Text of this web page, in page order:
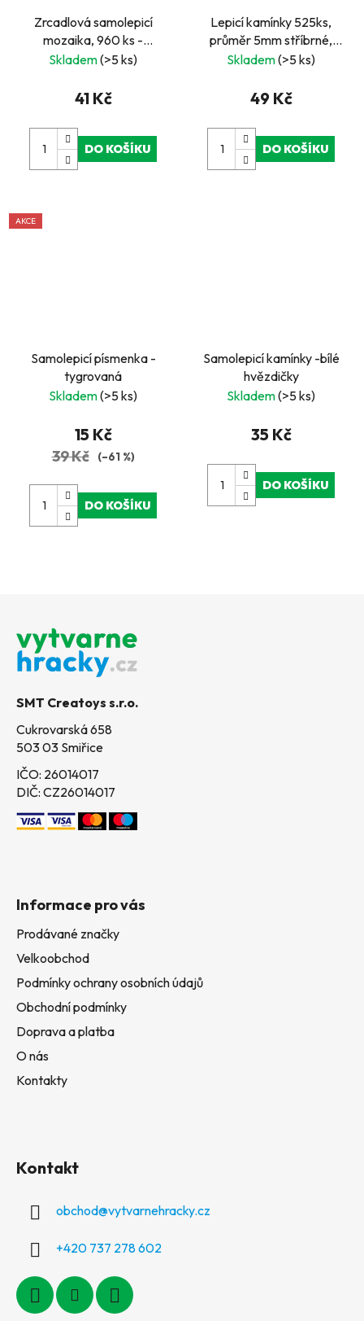
Zrcadlová samolepicí
mozaika, 960 ks -
měděná
Skladem(>5 ks)
41 Kč
DO KOŠÍKU
Lepicí kamínky 525ks,
průměr 5mm stříbrné,
růžové
Skladem(>5 ks)
49 Kč
DO KOŠÍKU
AKCE
Samolepicí písmenka -
tygrovaná
Skladem(>5 ks)
15 Kč
39 Kč (–61 %)
DO KOŠÍKU
Samolepicí kamínky -bílé
hvězdičky
Skladem(>5 ks)
35 Kč
DO KOŠÍKU
SMT Creatoys s.r.o.
Cukrovarská 658
503 03 Smiřice
IČO: 26014017
DIČ: CZ26014017
Informace pro vás
Prodávané značky
Velkoobchod
Podmínky ochrany osobních údajů
Obchodní podmínky
Doprava a platba
O nás
Kontakty
Kontakt
obchod@vytvarnehracky.cz
+420 737 278 602